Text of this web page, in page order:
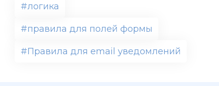
#логика
#правила для полей формы
#Правила для email уведомлений